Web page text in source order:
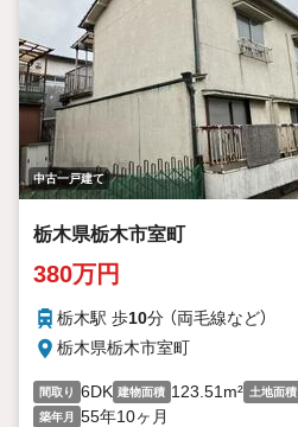
中古一戸建て
栃木県栃木市室町
380万円
栃木駅 歩10分 （両毛線など）
栃木県栃木市室町
間取り 6DK 建物面積 123.51m² 土地面積
築年月 55年10ヶ月